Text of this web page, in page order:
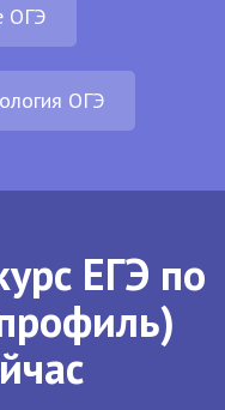
ОГЭ
ОГЭ
ЕГЭ по